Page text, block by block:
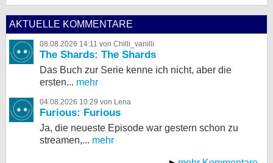
AKTUELLE KOMMENTARE
08.08.2026 14:11 von Chilli_vanilli
The Shards: The Shards
Das Buch zur Serie kenne ich nicht, aber die
ersten... mehr
04.08.2026 10:29 von Lena
Furious: Furious
Ja, die neueste Episode war gestern schon zu
streamen,... mehr